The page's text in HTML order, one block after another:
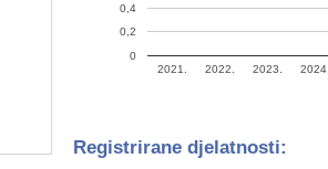
2021. 2022. 2023. 2024.
0
0,2
0,4
Registrirane djelatnosti: